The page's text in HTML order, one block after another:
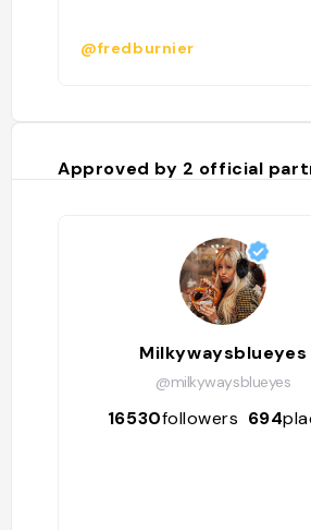
@fredburnier
Approved by 2 official
Milkywaysblueyes
@milkywaysblueyes
16530followers 694